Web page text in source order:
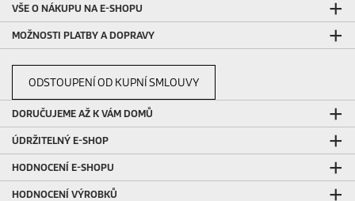
VŠE O NÁKUPU NA E-SHOPU
MOŽNOSTI PLATBY A DOPRAVY
ODSTOUPENÍ OD KUPNÍ SMLOUVY
DORUČUJEME AŽ K VÁM DOMŮ
ÚDRŽITELNÝ E-SHOP
HODNOCENÍ E-SHOPU
HODNOCENÍ VÝROBKŮ